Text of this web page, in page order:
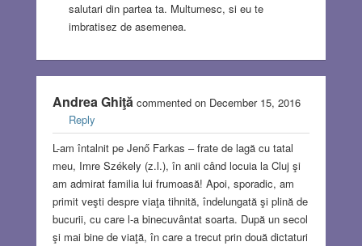
salutari din partea ta. Multumesc, si eu te
imbratisez de asemenea.
Andrea Ghiţăcommented on December 15, 2016
Reply
L-am întalnit pe Jenő Farkas – frate de lagă cu tatal
meu, Imre Székely (z.l.), în anii când locuia la Cluj şi
am admirat familia lui frumoasă! Apoi, sporadic, am
primit veşti despre viaţa tihnită, îndelungată şi plină de
bucurii, cu care l-a binecuvântat soarta. După un secol
şi mai bine de viaţă, în care a trecut prin două dictaturi